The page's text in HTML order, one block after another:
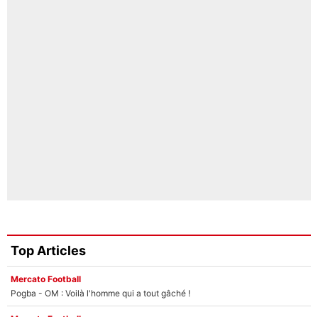
Top Articles
Mercato Football
Pogba - OM : Voilà l'homme qui a tout gâché !